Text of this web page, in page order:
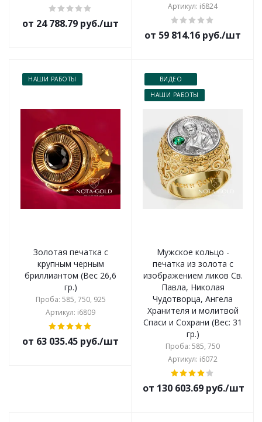
от 24 788.79 руб./шт
Артикул: i6824
от 59 814.16 руб./шт
НАШИ РАБОТЫ
Золотая печатка с
крупным черным
бриллиантом (Вес 26,6
гр.)
Проба: 585, 750, 925
Артикул: i6809
от 63 035.45 руб./шт
ВИДЕО
НАШИ РАБОТЫ
Мужское кольцо -
печатка из золота с
изображением ликов Св.
Павла, Николая
Чудотворца, Ангела
Хранителя и молитвой
Спаси и Сохрани (Вес: 31
гр.)
Проба: 585, 750
Артикул: i6072
от 130 603.69 руб./шт